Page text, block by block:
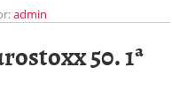
admin
50. 1ª